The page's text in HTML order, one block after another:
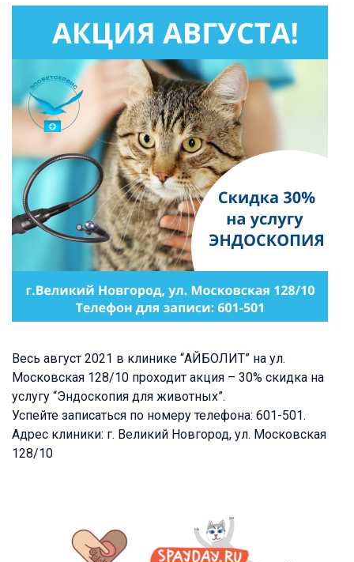
Весь август 2021 в клинике “АЙБОЛИТ” на ул.
Московская 128/10 проходит акция – 30% скидка на
услугу “Эндоскопия для животных”.
Успейте записаться по номеру телефона: 601-501.
Адрес клиники: г. Великий Новгород, ул. Московская
128/10